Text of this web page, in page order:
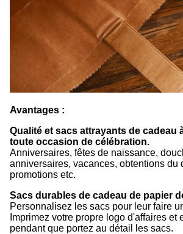
Avantages :
Qualité et sacs attrayants de cadeau
toute occasion de célébration.
Anniversaires, fêtes de naissance,
anniversaires, vacances, obtentions du
promotions etc.
Sacs durables de cadeau de papier
Personnalisez les sacs pour leur faire
Imprimez votre propre logo d'affaires et
pendant que portez au détail les sacs.